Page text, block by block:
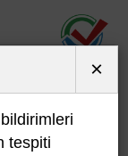
×
tespiti